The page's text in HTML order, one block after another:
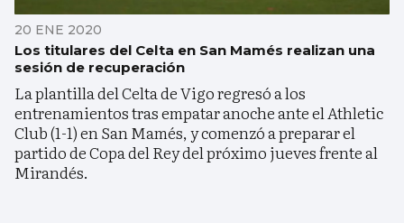
20 ENE 2020
Los titulares del Celta en San Mamés realizan una
sesión de recuperación
La plantilla del Celta de Vigo regresó a los
entrenamientos tras empatar anoche ante el Athletic
Club (1-1) en San Mamés, y comenzó a preparar el
partido de Copa del Rey del próximo jueves frente al
Mirandés.